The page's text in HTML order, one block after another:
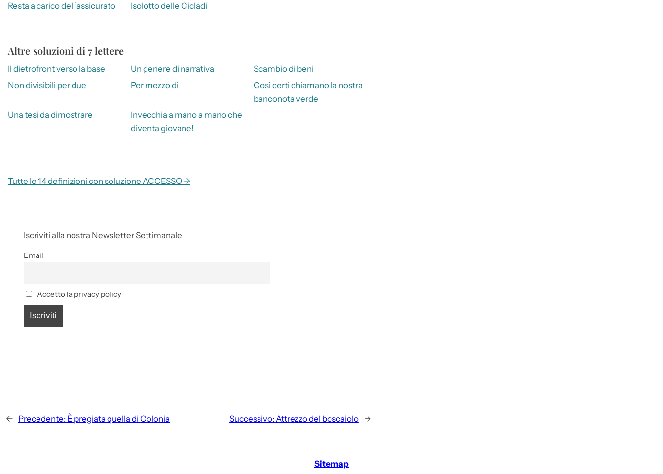
Resta a carico dell’assicurato
Isolotto delle Cicladi
Altre soluzioni di 7 lettere
Il dietrofront verso la base Un genere di narrativa
Scambio di beni
Non divisibili per due
Per mezzo di
Così certi chiamano la nostra
banconota verde
Una tesi da dimostrare
Invecchia a mano a mano che
diventa giovane!
Tutte le 14 definizioni con soluzione ACCESSO →
Iscriviti alla nostra Newsletter Settimanale
Email
Accetto la privacy policy
← Precedente: È pregiata quella di Colonia Successivo: Attrezzo del boscaiolo →
Sitemap